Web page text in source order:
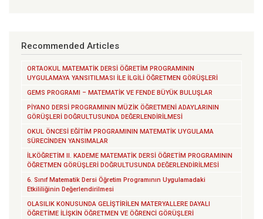
Recommended Articles
ORTAOKUL MATEMATİK DERSİ ÖĞRETİM PROGRAMININ
UYGULAMAYA YANSITILMASI İLE İLGİLİ ÖĞRETMEN GÖRÜŞLERİ
GEMS PROGRAMI – MATEMATİK VE FENDE BÜYÜK BULUŞLAR
PİYANO DERSİ PROGRAMININ MÜZİK ÖĞRETMENİ ADAYLARININ
GÖRÜŞLERİ DOĞRULTUSUNDA DEĞERLENDİRİLMESİ
OKUL ÖNCESİ EĞİTİM PROGRAMININ MATEMATİK UYGULAMA
SÜRECİNDEN YANSIMALAR
İLKÖĞRETİM II. KADEME MATEMATİK DERSİ ÖĞRETİM PROGRAMININ
ÖĞRETMEN GÖRÜŞLERİ DOĞRULTUSUNDA DEĞERLENDİRİLMESİ
6. Sınıf Matematik Dersi Öğretim Programının Uygulamadaki
Etkililiğinin Değerlendirilmesi
OLASILIK KONUSUNDA GELİŞTİRİLEN MATERYALLERE DAYALI
ÖĞRETİME İLİŞKİN ÖĞRETMEN VE ÖĞRENCİ GÖRÜŞLERİ